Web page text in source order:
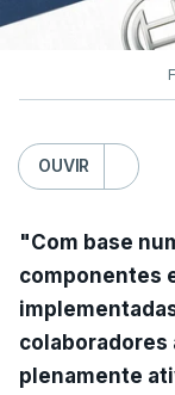
OUVIR
"Com base
componentes
colaboradores
plenamente